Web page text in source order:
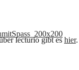
lecturio gibt eshier.